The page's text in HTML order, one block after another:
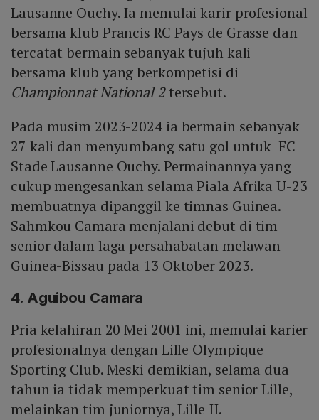
Lausanne Ouchy. Ia memulai karir profesional
bersama klub Prancis RC Pays de Grasse dan
tercatat bermain sebanyak tujuh kali
bersama klub yang berkompetisi di
Championnat National 2tersebut.
Pada musim 2023-2024 ia bermain sebanyak
27 kali dan menyumbang satu gol untuk FC
Stade Lausanne Ouchy. Permainannya yang
cukup mengesankan selama Piala Afrika U-23
membuatnya dipanggil ke timnas Guinea.
Sahmkou Camara menjalani debut di tim
senior dalam laga persahabatan melawan
Guinea-Bissau pada 13 Oktober 2023.
4. Aguibou Camara
Pria kelahiran 20 Mei 2001 ini, memulai karier
profesionalnya dengan Lille Olympique
Sporting Club. Meski demikian, selama dua
tahun ia tidak memperkuat tim senior Lille,
melainkan tim juniornya, Lille II.